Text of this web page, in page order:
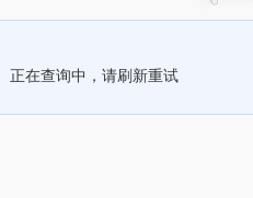
正在查询中，请刷新重试